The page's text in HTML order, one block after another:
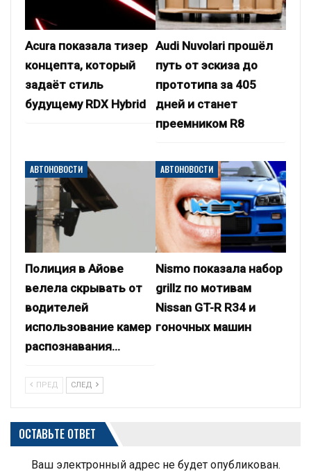
Acura показала тизер
концепта, который
задаёт стиль
будущему RDX Hybrid
Audi Nuvolari прошёл
путь от эскиза до
прототипа за 405
дней и станет
преемником R8
АВТОНОВОСТИ
Полиция в Айове
велела скрывать от
водителей
использование камер
распознавания…
АВТОНОВОСТИ
Nismo показала набор
grillz по мотивам
Nissan GT-R R34 и
гоночных машин
ПРЕД СЛЕД
ОСТАВЬТЕ ОТВЕТ
Ваш электронный адрес не будет опубликован.